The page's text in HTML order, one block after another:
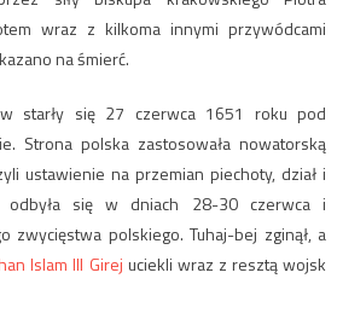
wraz z kilkoma innymi przywódcami
na śmierć.
starły się 27 czerwca 1651 roku pod
Strona polska zastosowała nowatorską
ustawienie na przemian piechoty, dział i
odbyła się w dniach 28-30 czerwca i
zwycięstwa polskiego. Tuhaj-bej zginął, a
Islam III Girej uciekli wraz z resztą wojsk